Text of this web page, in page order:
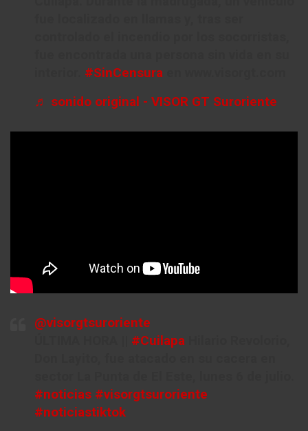
#SinCensura
♬ sonido original - VISOR GT Suroriente
@visorgtsuroriente
#Cuilapa
#noticias #visorgtsuroriente
#noticiastiktok